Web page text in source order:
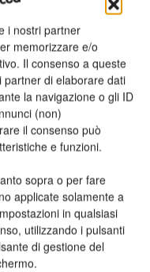
i nostri partner
memorizzare e/o
Il consenso a queste
di elaborare dati
la navigazione o gli ID
(non)
il consenso può
e funzioni.
sopra o per fare
applicate solamente a
in qualsiasi
utilizzando i pulsanti
di gestione del